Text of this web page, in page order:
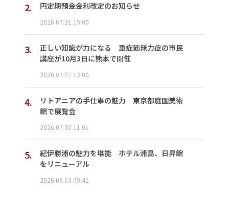
2. 円定期預金金利改定のお知らせ
2026.07.31 15:00
3.
正しい知識が力になる 重症筋無力症の市民
講座が10月3日に熊本で開催
2026.07.27 13:00
4.
リトアニアの手仕事の魅力 東京都庭園美術
館で展覧会
2026.07.30 11:01
5.
紀伊勝浦の魅力を堪能 ホテル浦島、日昇館
をリニューアル
2026.08.03 09:41